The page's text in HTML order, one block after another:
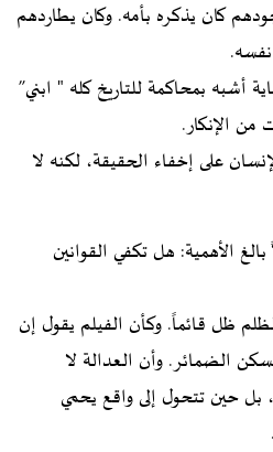
كان يذكره بأمه. وكان يطاردهم
أشبه بمحاكمة للتاريخ كله " ابني”
الإنكار.
على إخفاء الحقيقة، لكنه لا
الأهمية: هل تكفي القوانين
ظل قائماً. وكأن الفيلم يقول إن
الضمائر. وأن العدالة لا
بل حين تتحول إلى واقع يحمي